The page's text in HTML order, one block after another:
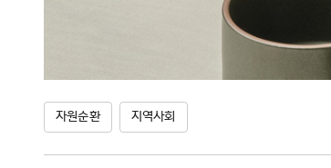
자원순환 지역사회